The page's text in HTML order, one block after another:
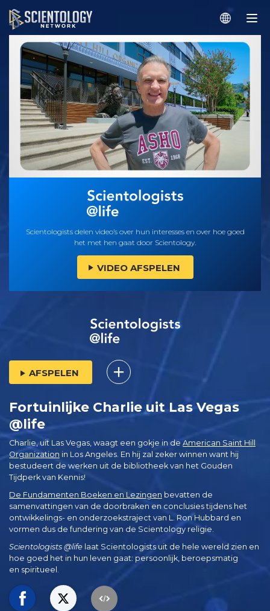
Scientologists delen video’s over hun interesses en over hoe goed
het met hen gaat door Scientology.
VIDEO AFSPELEN
AFSPELEN
Fortuinlijke Charlie uit Las Vegas
@life
Charlie, uit Las Vegas, waagt een gokje in deAmerican Saint Hill
Organization in Los Angeles. En hij zal zeker winnen want hij
bestudeert de werken uit de bibliotheek van het Gouden
Tijdperk van Kennis!
De Fundamenten Boeken en Lezingen bevatten de
samenvattingen van de doorbraken en conclusies tijdens het
ontwikkelings- en onderzoekstraject van L. Ron Hubbard en
vormen dus de fundering van de Scientology religie.
Scientologists @life laat Scientologists uit de hele wereld zien en
hoe goed het in hun leven gaat: persoonlijk, beroepsmatig
en spiritueel.